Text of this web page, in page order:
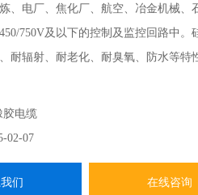
、电厂、焦化厂、航空、冶金机械、
750V及以下的控制及监控回路中。
耐辐射、耐老化、耐臭氧、防水等特
胶电缆
02-07
们 在线咨询